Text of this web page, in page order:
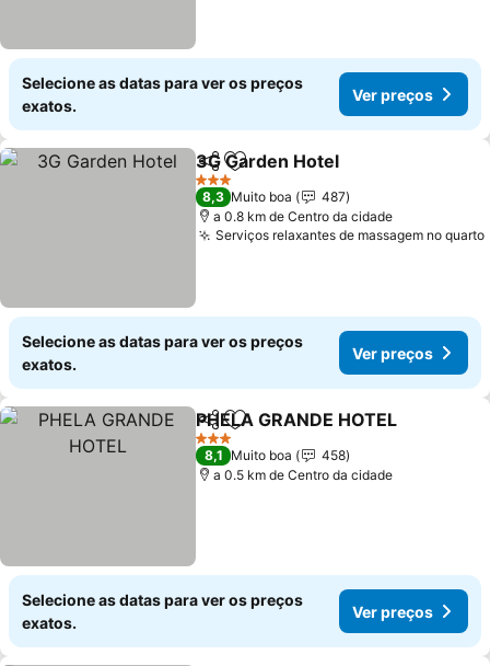
Selecione as datas para ver os preços
exatos.
Ver preços
PartilharAdicionar aos favoritos
3G Garden Hotel
3 Estrelas
8,3 Muito boa
487
a 0.8 km de Centro da cidade
Serviços relaxantes de massagem no quarto
Selecione as datas para ver os preços
exatos.
Ver preços
PartilharAdicionar aos favoritos
PHELA GRANDE HOTEL
3 Estrelas
8,1 Muito boa
458
a 0.5 km de Centro da cidade
Selecione as datas para ver os preços
exatos.
Ver preços